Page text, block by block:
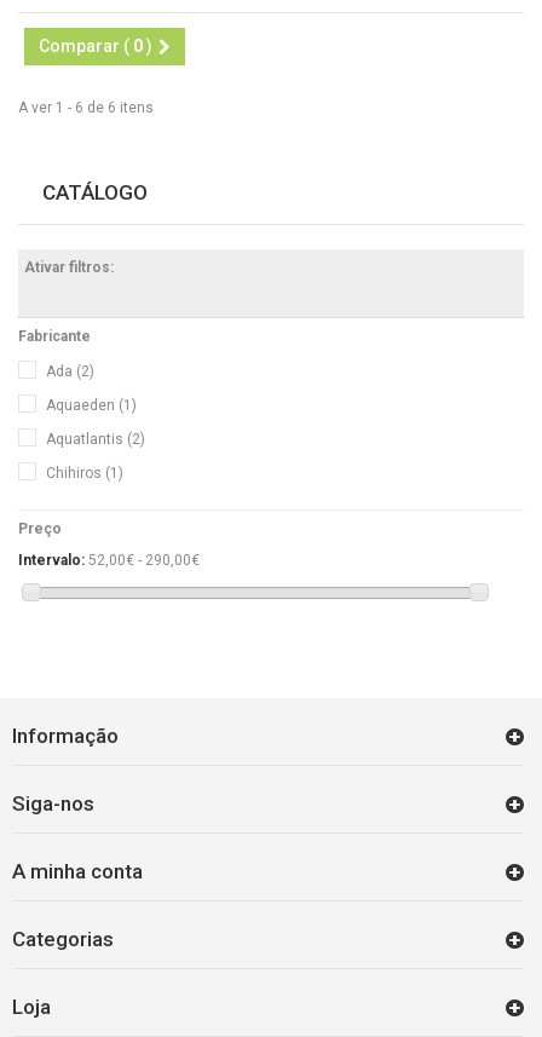
Comparar ( 0)
A ver 1 - 6 de 6 itens
CATÁLOGO
Ativar filtros:
Fabricante
Ada (2)
Aquaeden (1)
Aquatlantis (2)
Chihiros (1)
Preço
Intervalo: 52,00€ - 290,00€
Informação
Siga-nos
A minha conta
Categorias
Loja